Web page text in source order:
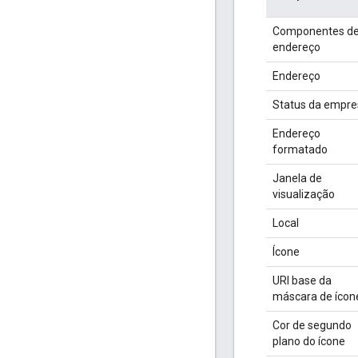
Componentes
endereço
Endereço
Status da
Endereço
formatado
Janela de
visualização
Local
Ícone
URI base da
máscara de
Cor de segundo
plano do ícone